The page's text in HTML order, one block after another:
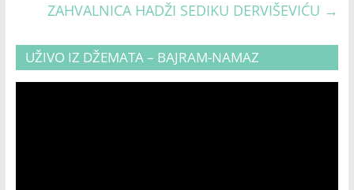
ZAHVALNICA HADŽI SEDIKU DERVIŠEVIĆU →
UŽIVO IZ DŽEMATA – BAJRAM-NAMAZ